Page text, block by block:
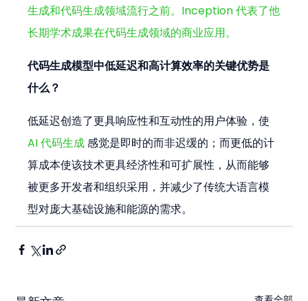
生成和代码生成领域流行之前。Inception 代表了他
长期学术成果在代码生成领域的商业应用。
代码生成模型中低延迟和高计算效率的关键优势是
什么？
低延迟创造了更具响应性和互动性的用户体验，使
AI 代码生成 感觉是即时的而非迟缓的；而更低的计
算成本使该技术更具经济性和可扩展性，从而能够
被更多开发者和组织采用，并减少了传统大语言模
型对庞大基础设施和能源的需求。